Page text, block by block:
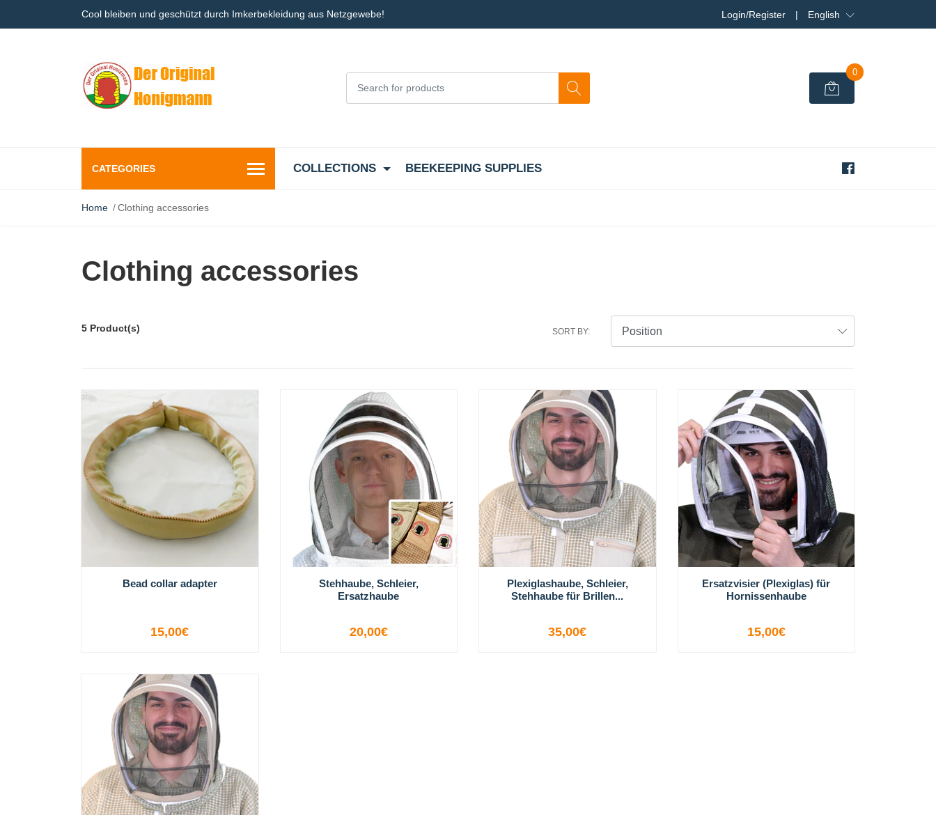
Cool bleiben und geschützt durch Imkerbekleidung aus Netzgewebe! Login/Register | English
0
CATEGORIES COLLECTIONS BEEKEEPING SUPPLIES
Home Clothing accessories
Clothing accessories
5 Product(s) SORT BY:
Bead collar adapter
VIEW OPTIONS
15,00€
Stehhaube, Schleier,
Ersatzhaube
VIEW OPTIONS
20,00€
Plexiglashaube, Schleier,
Stehhaube für Brillen...
VIEW OPTIONS
35,00€
Ersatzvisier (Plexiglas) für
Hornissenhaube
VIEW OPTIONS
15,00€